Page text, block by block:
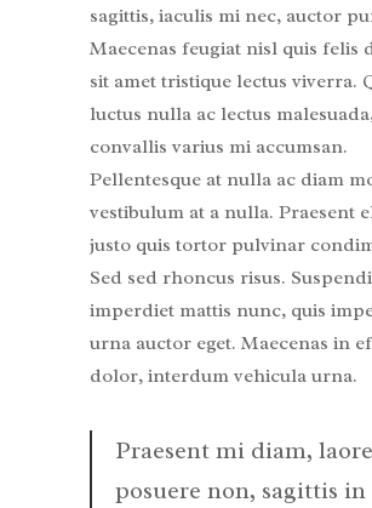
sagittis, iaculis mi nec, auctor
Maecenas feugiat nisl quis felis
sit amet tristique lectus viverra.
luctus nulla ac lectus
convallis varius mi accumsan.
Pellentesque at nulla ac diam
vestibulum at a nulla. Praesent
justo quis tortor pulvinar
Sed sed rhoncus risus.
imperdiet mattis nunc, quis
urna auctor eget. Maecenas in
dolor, interdum vehicula urna.
Praesent mi diam,
posuere non, sagittis